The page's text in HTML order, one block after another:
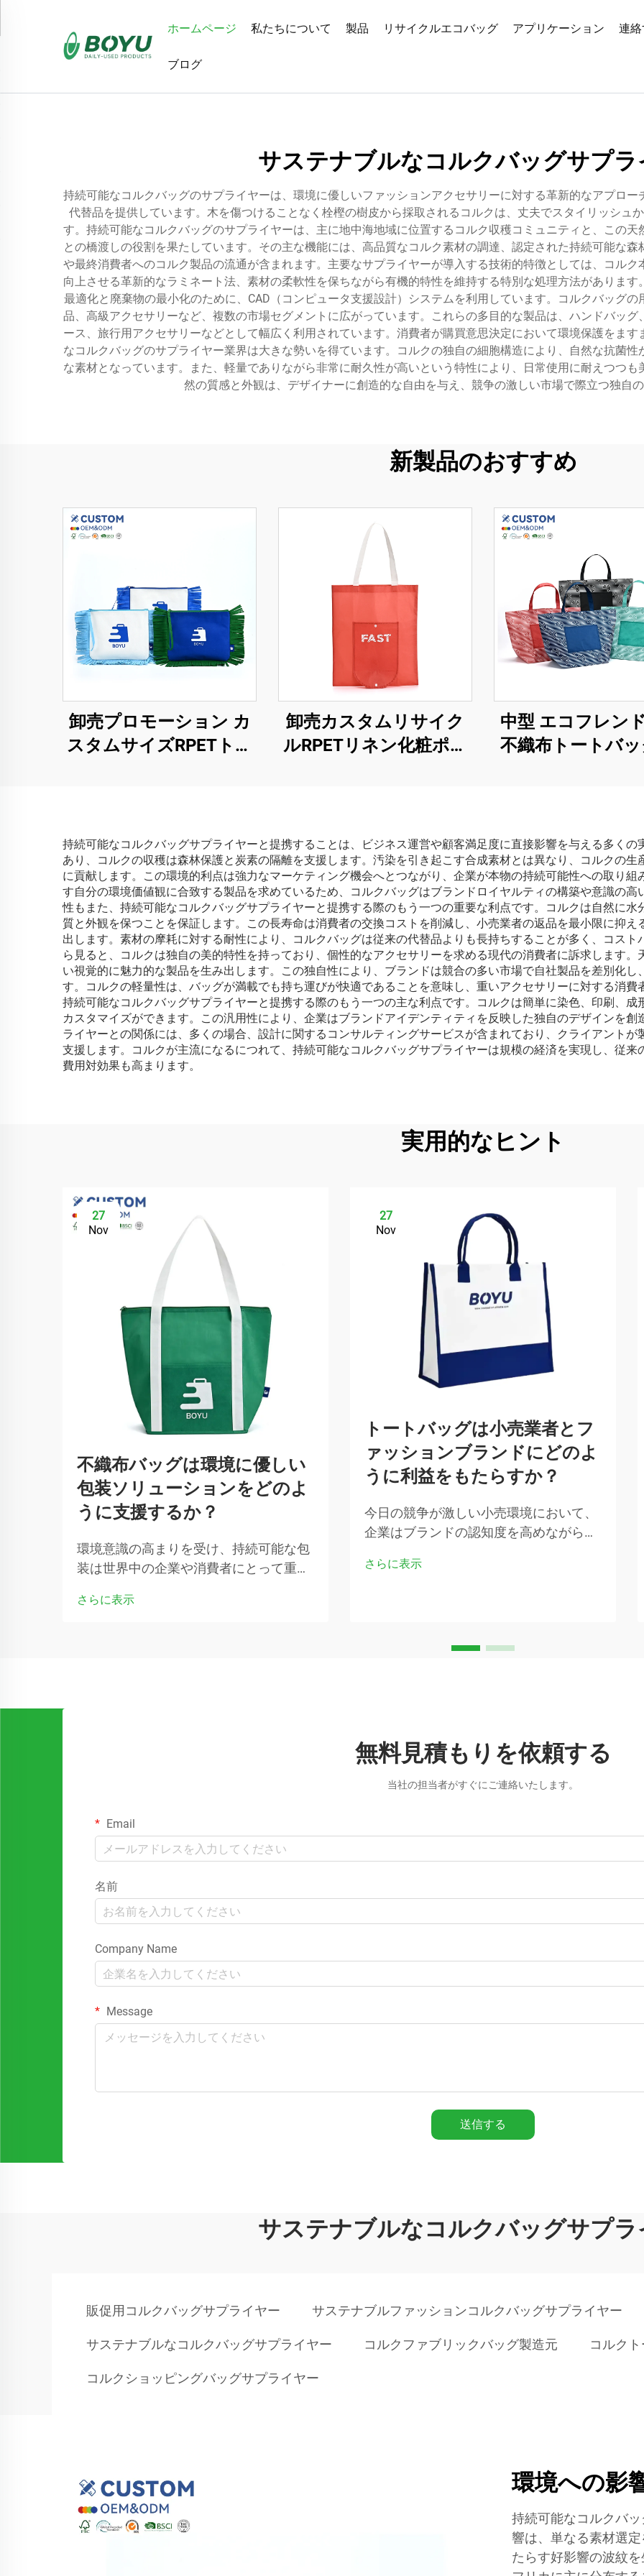
ホームページ 私たちについて 製品 リサイクルエコバッグ アプリケーション 連絡
ブログ
サステナブルなコルクバッグサプラ
持続可能なコルクバッグのサプライヤーは、環境に優しいファッションアクセサリーに対する革新的なアプロ
代替品を提供しています。木を傷つけることなく栓樫の樹皮から採取されるコルクは、丈夫でスタイリッシュ
す。持続可能なコルクバッグのサプライヤーは、主に地中海地域に位置するコルク収穫コミュニティと、この
との橋渡しの役割を果たしています。その主な機能には、高品質なコルク素材の調達、認定された持続可能な
や最終消費者へのコルク製品の流通が含まれます。主要なサプライヤーが導入する技術的特徴としては、コル
向上させる革新的なラミネート法、素材の柔軟性を保ちながら有機的特性を維持する特別な処理方法がありま
最適化と廃棄物の最小化のために、CAD（コンピュータ支援設計）システムを利用しています。コルクバッグ
品、高級アクセサリーなど、複数の市場セグメントに広がっています。これらの多目的な製品は、ハンドバッ
ース、旅行用アクセサリーなどとして幅広く利用されています。消費者が購買意思決定において環境保護をま
なコルクバッグのサプライヤー業界は大きな勢いを得ています。コルクの独自の細胞構造により、自然な抗菌
な素材となっています。また、軽量でありながら非常に耐久性が高いという特性により、日常使用に耐えつつ
然の質感と外観は、デザイナーに創造的な自由を与え、競争の激しい市場で際立つ独自
新製品のおすすめ
卸売プロモーション カ
スタムサイズRPETトー
卸売カスタムリサイク
ルRPETリネン化粧ポー
サイクル可能
中型 エコフレン
不織布トートバッ
ーハンドル付
持続可能なコルクバッグサプライヤーと提携することは、ビジネス運営や顧客満足度に直接影響を与える多く
あり、コルクの収穫は森林保護と炭素の隔離を支援します。汚染を引き起こす合成素材とは異なり、コルクの
に貢献します。この環境的利点は強力なマーケティング機会へとつながり、企業が本物の持続可能性への取り
す自分の環境価値観に合致する製品を求めているため、コルクバッグはブランドロイヤルティの構築や意識の
性もまた、持続可能なコルクバッグサプライヤーと提携する際のもう一つの重要な利点です。コルクは自然に
質と外観を保つことを保証します。この長寿命は消費者の交換コストを削減し、小売業者の返品を最小限に抑
出します。素材の摩耗に対する耐性により、コルクバッグは従来の代替品よりも長持ちすることが多く、コス
ら見ると、コルクは独自の美的特性を持っており、個性的なアクセサリーを求める現代の消費者に訴求します
い視覚的に魅力的な製品を生み出します。この独自性により、ブランドは競合の多い市場で自社製品を差別化
す。コルクの軽量性は、バッグが満載でも持ち運びが快適であることを意味し、重いアクセサリーに対する消費
持続可能なコルクバッグサプライヤーと提携する際のもう一つの主な利点です。コルクは簡単に染色、印刷、
カスタマイズができます。この汎用性により、企業はブランドアイデンティティを反映した独自のデザインを
ライヤーとの関係には、多くの場合、設計に関するコンサルティングサービスが含まれており、クライアント
支援します。コルクが主流になるにつれて、持続可能なコルクバッグサプライヤーは規模の経済を実現し、従来
費用対効果も高まります。
実用的なヒント
27
Nov
不織布バッグは環境に優しい
包装ソリューションをどのよ
うに支援するか？
環境意識の高まりを受け、持続可能な包
装は世界中の企業や消費者にとって重要
ンフットプリントを削減できる従来のプ
さらに表示
27
Nov
トートバッグは小売業者とフ
ァッションブランドにどのよ
うに利益をもたらすか？
今日の競争が激しい小売環境において、
企業はブランドの認知度を高めながら顧
法を常に模索しています。シンプルなト
さらに表示
無料見積もりを依頼する
当社の担当者がすぐにご連絡いたします。
Email
名前
Company Name
Message
送信する
サステナブルなコルクバッグサプラ
販促用コルクバッグサプライヤー サステナブルファッションコルクバッグサプライヤー
サステナブルなコルクバッグサプライヤー コルクファブリックバッグ製造元 コルク
コルクショッピングバッグサプライヤー
環境への影
持続可能なコルクバ
響は、単なる素材選
たらす好影響の波紋